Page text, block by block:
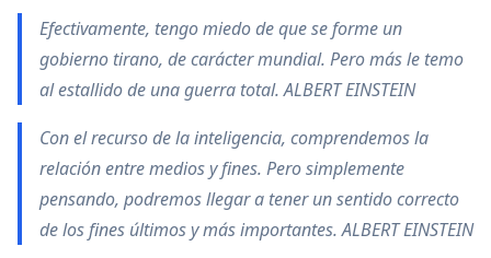
Efectivamente, tengo miedo de que se forme un
gobierno tirano, de carácter mundial. Pero más le temo
al estallido de una guerra total. ALBERT EINSTEIN
Con el recurso de la inteligencia, comprendemos la
relación entre medios y fines. Pero simplemente
pensando, podremos llegar a tener un sentido correcto
de los fines últimos y más importantes. ALBERT EINSTEIN